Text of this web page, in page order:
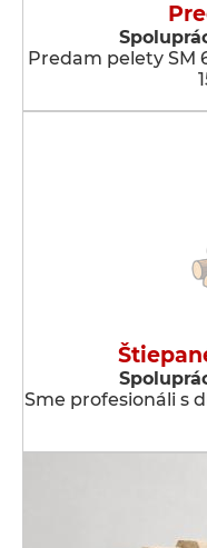
Predam pelety SM
Sme profesionáli s